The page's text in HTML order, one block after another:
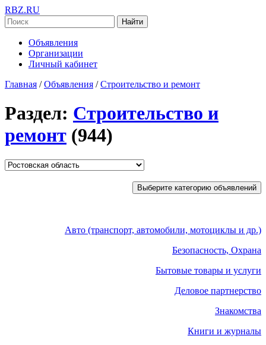
RBZ.RU
Найти
Объявления
Организации
Личный кабинет
Главная / Объявления / Строительство и ремонт
Раздел: Строительство и
ремонт (944)
Выберите категорию объявлений
Авто (транспорт, автомобили, мотоциклы и др.)
Безопасность, Охрана
Бытовые товары и услуги
Деловое партнерство
Знакомства
Книги и журналы